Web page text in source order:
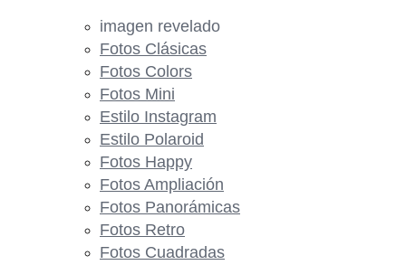
imagen revelado
Fotos Clásicas
Fotos Colors
Fotos Mini
Estilo Instagram
Estilo Polaroid
Fotos Happy
Fotos Ampliación
Fotos Panorámicas
Fotos Retro
Fotos Cuadradas